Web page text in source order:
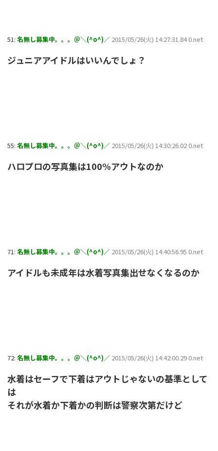
51: 名無し募集中。。。＠＼(^o^)／ 2015/05/26(火) 14:27:31.84 0.net
ジュニアアイドルはいいんでしょ？
55: 名無し募集中。。。＠＼(^o^)／ 2015/05/26(火) 14:30:26.02 0.net
ハロプロの写真集は100%アウトなのか
71: 名無し募集中。。。＠＼(^o^)／ 2015/05/26(火) 14:40:56.95 0.net
アイドルも未成年は水着写真集出せなくなるのか
72: 名無し募集中。。。＠＼(^o^)／ 2015/05/26(火) 14:42:00.29 0.net
水着はセーフで下着はアウトじゃないの基準として
は
それが水着か下着かの判断は警察次第だけど